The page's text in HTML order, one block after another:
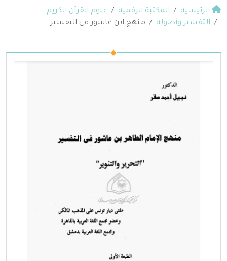
الرئيسية المكتبة الرقمية
علوم القرآن الكريم
التفسير وأصوله
منهج ابن عاشور في التفسير